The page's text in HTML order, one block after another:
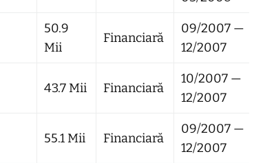
50.9
Mii
Financiară
09/2007 —
12/2007
43.7 Mii Financiară
10/2007 —
12/2007
55.1 Mii Financiară
09/2007 —
12/2007